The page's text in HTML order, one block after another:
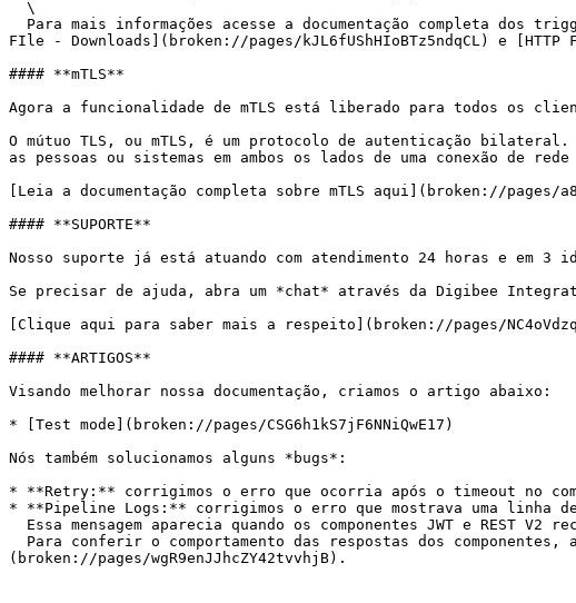
FIle - Downloads](broken://pages/kJL6fUShHIoBTz5ndqCL) e [HTTP
#### **mTLS**
Agora a funcionalidade de mTLS está liberado para todos os
O mútuo TLS, ou mTLS, é um protocolo de autenticação
as pessoas ou sistemas em ambos os lados de uma conexão de
[Leia a documentação completa sobre mTLS aqui](broken://pages/
#### **SUPORTE**
Nosso suporte já está atuando com atendimento 24 horas e em
Se precisar de ajuda, abra um *chat* através da Digibee
[Clique aqui para saber mais a respeito](broken://pages/
#### **ARTIGOS**
Visando melhorar nossa documentação, criamos o artigo abaixo:
* [Test mode](broken://pages/CSG6h1kS7jF6NNiQwE17)
Nós também solucionamos alguns *bugs*:
* **Retry:** corrigimos o erro que ocorria após o timeout no
* **Pipeline Logs:** corrigimos o erro que mostrava uma linha de
(broken://pages/wgR9enJJhcZY42tvvhjB).